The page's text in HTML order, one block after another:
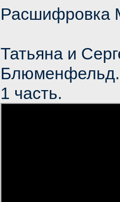
Расшифровка
Татьяна и
Блюменфельд.
1 часть.